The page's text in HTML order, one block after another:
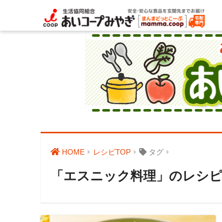
HOME レシピTOP タグ
「エスニック料理」のレシ